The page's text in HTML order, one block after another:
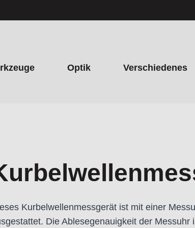
Optik Verschiedenes
Kurbelwellenmessgerät ist mit einer
Die Ablesegenauigkeit der Messuhr